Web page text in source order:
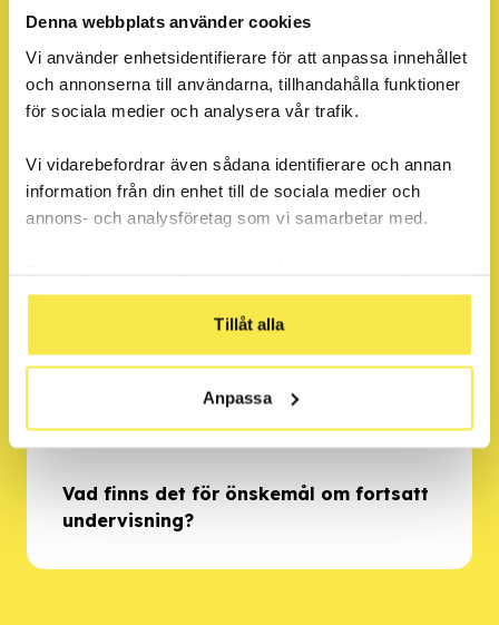
Denna webbplats använder cookies
Vi använder enhetsidentifierare för att anpassa innehållet
och annonserna till användarna, tillhandahålla funktioner
för sociala medier och analysera vår trafik.
Vi vidarebefordrar även sådana identifierare och annan
information från din enhet till de sociala medier och
annons- och analysföretag som vi samarbetar med.
information som du har tillhandahållit eller som de har
samlat in när du har använt deras tjänster.
Tillåt alla
Anpassa
Fråga
Vad finns det för tankar om resultaten?
Fråga
Vad gör en källa trovärdig och hur kan
Vad finns det för lärdomar att ta med?
Vad finns det för önskemål om fortsatt
undervisning?